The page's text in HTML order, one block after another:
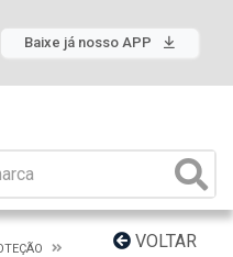
Baixe já nosso APP
VOLTAR